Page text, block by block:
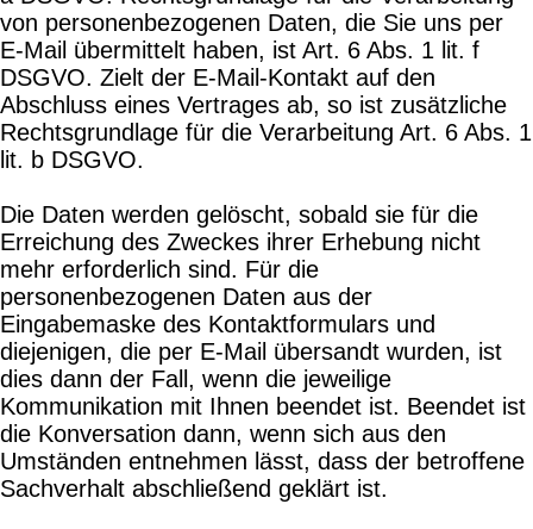
von personenbezogenen Daten, die Sie uns per
E-Mail übermittelt haben, ist Art. 6 Abs. 1 lit. f
DSGVO. Zielt der E-Mail-Kontakt auf den
Abschluss eines Vertrages ab, so ist zusätzliche
Rechtsgrundlage für die Verarbeitung Art. 6 Abs. 1
lit. b DSGVO.
Die Daten werden gelöscht, sobald sie für die
Erreichung des Zweckes ihrer Erhebung nicht
mehr erforderlich sind. Für die
personenbezogenen Daten aus der
Eingabemaske des Kontaktformulars und
diejenigen, die per E-Mail übersandt wurden, ist
dies dann der Fall, wenn die jeweilige
Kommunikation mit Ihnen beendet ist. Beendet ist
die Konversation dann, wenn sich aus den
Umständen entnehmen lässt, dass der betroffene
Sachverhalt abschließend geklärt ist.